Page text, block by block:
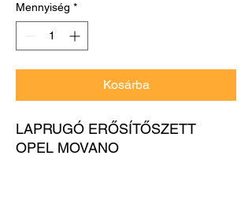
Mennyiség *
Kosárba
LAPRUGÓ ERŐSÍTŐSZETT
OPEL MOVANO